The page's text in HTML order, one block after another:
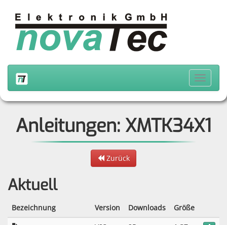
Anleitungen: XMTK34X1
Zurück
Aktuell
Bezeichnung Version Downloads Größe